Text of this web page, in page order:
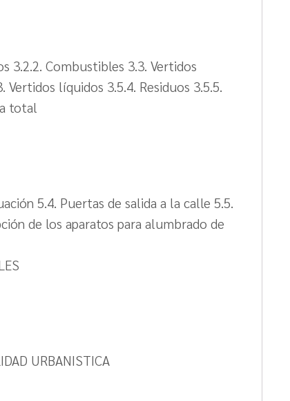
3.2.2. Combustibles 3.3. Vertidos
líquidos 3.5.4. Residuos 3.5.5.
total
5.4. Puertas de salida a la calle 5.5.
de los aparatos para alumbrado de
URBANISTICA